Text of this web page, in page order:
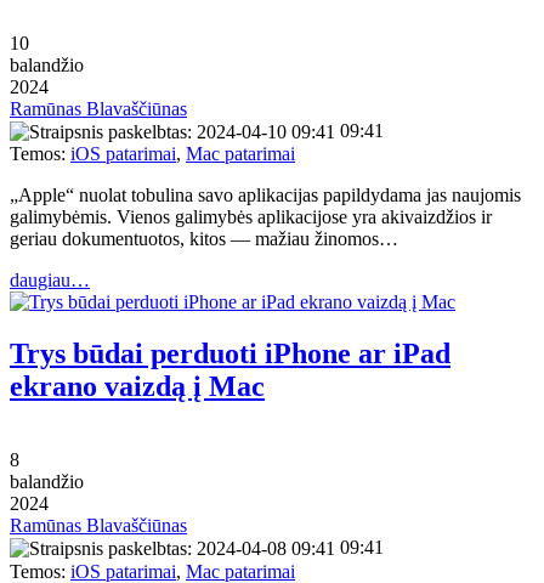
10
balandžio
2024
Ramūnas Blavaščiūnas
09:41
Temos: iOS patarimai, Mac patarimai
„Apple“ nuolat tobulina savo aplikacijas papildydama jas naujomis
galimybėmis. Vienos galimybės aplikacijose yra akivaizdžios ir
geriau dokumentuotos, kitos — mažiau žinomos…
daugiau…
Trys būdai perduoti iPhone ar iPad
ekrano vaizdą į Mac
8
balandžio
2024
Ramūnas Blavaščiūnas
09:41
Temos: iOS patarimai, Mac patarimai